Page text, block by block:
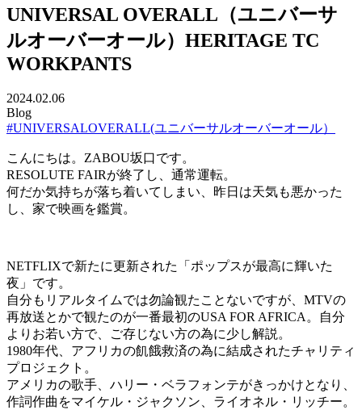
UNIVERSAL OVERALL（ユニバーサ
ルオーバーオール）HERITAGE TC
WORKPANTS
2024.02.06
Blog
#UNIVERSALOVERALL(ユニバーサルオーバーオール）
こんにちは。ZABOU坂口です。
RESOLUTE FAIRが終了し、通常運転。
何だか気持ちが落ち着いてしまい、昨日は天気も悪かった
し、家で映画を鑑賞。
NETFLIXで新たに更新された「ポップスが最高に輝いた
夜」です。
自分もリアルタイムでは勿論観たことないですが、MTVの
再放送とかで観たのが一番最初のUSA FOR AFRICA。自分
よりお若い方で、ご存じない方の為に少し解説。
1980年代、アフリカの飢餓救済の為に結成されたチャリティ
プロジェクト。
アメリカの歌手、ハリー・ベラフォンテがきっかけとなり、
作詞作曲をマイケル・ジャクソン、ライオネル・リッチー。